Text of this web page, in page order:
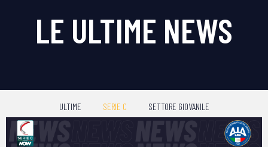
LE ULTIME NEWS
ULTIME SERIE C SETTORE GIOVANILE